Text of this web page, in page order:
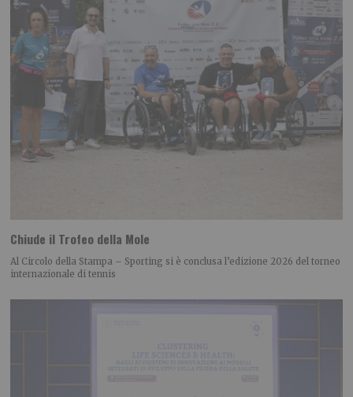
Chiude il Trofeo della Mole
Al Circolo della Stampa – Sporting si è conclusa l’edizione 2026 del torneo
internazionale di tennis